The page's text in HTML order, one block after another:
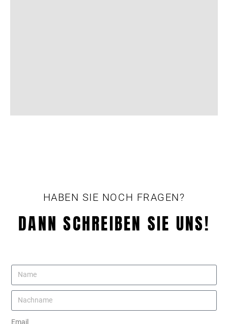
HABEN SIE NOCH FRAGEN?
DANN SCHREIBEN SIE UNS!
Email